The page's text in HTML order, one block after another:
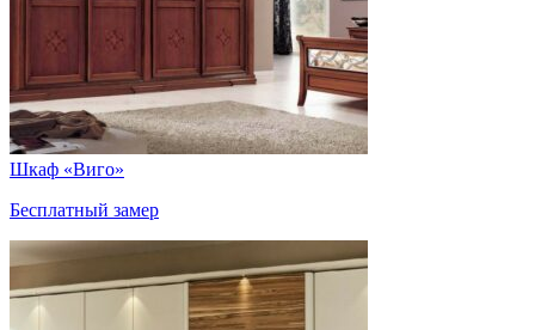
Шкаф «Виго»
Бесплатный замер